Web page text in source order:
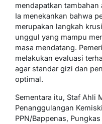
mendapatkan tambahan
Ia menekankan bahwa
merupakan langkah
unggul yang mampu
masa mendatang.
melakukan evaluasi
agar standar gizi dan
optimal.
Sementara itu, Staf Ahli
Penanggulangan
PPN/Bappenas,